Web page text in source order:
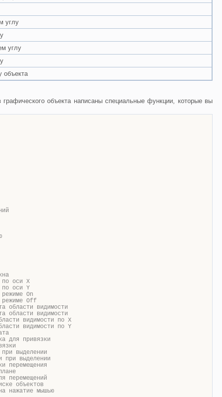
углу
углу
объекта
объекта написаны специальные функции, которые вы
оси X
оси Y
On
Off
области видимости
области видимости
видимости по X
видимости по Y
для привязки
выделении
выделении
перемещения
перемещений
объектов
нажатие мышью